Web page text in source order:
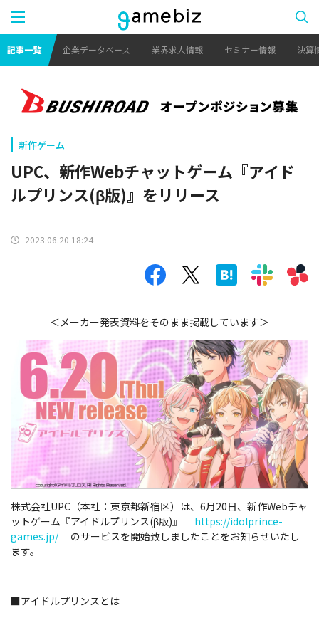
記事一覧 企業データベース 業界求人情報 セミナー情報 決算
新作ゲーム
UPC、新作Webチャットゲーム『アイド
ルプリンス(β版)』をリリース
2023.06.20 18:24
＜メーカー発表資料をそのまま掲載しています＞
株式会社UPC（本社：東京都新宿区）は、6月20日、新作Webチャ
ットゲーム『アイドルプリンス(β版)』
https://idolprince-
games.jp/
のサービスを開始致しましたことをお知らせいたし
ます。
■アイドルプリンスとは